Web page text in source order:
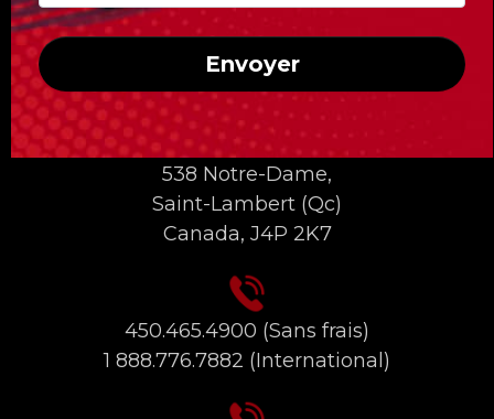
INFORMATIONS DE CONTACT
538 Notre-Dame,
Saint-Lambert (Qc)
Canada, J4P 2K7
450.465.4900 (Sans frais)
1 888.776.7882 (International)
Envoyer